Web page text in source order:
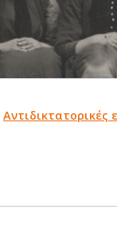
Αντιδικτατορικές